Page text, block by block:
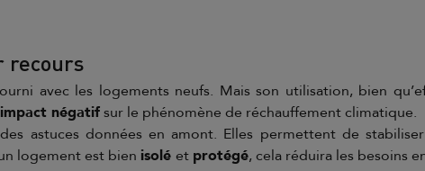
recours
avec les logements neufs. Mais son utilisation, bien
impact négatifsur le phénomène de réchauffement climatique.
astuces données en amont. Elles permettent de
logement est bien isolé et protégé, cela réduira les besoins